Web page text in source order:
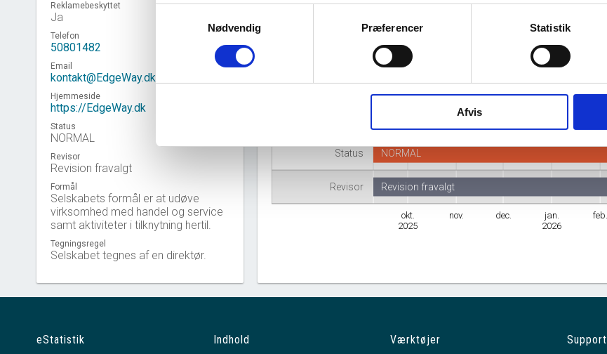
Nødvendig
Præferencer Statistik
Afvis
Reklamebeskyttet
Ja
Telefon
50801482
Email
kontakt@EdgeWay.dk
Hjemmeside
https://EdgeWay.dk
Status
NORMAL
Revisor
Revision fravalgt
Formål
Selskabets formål er at udøve
virksomhed med handel og service
samt aktiviteter i tilknytning hertil.
Tegningsregel
Selskabet tegnes af en direktør.
Branche
Status
Revisor
okt.
2025
nov. dec.
jan.
2026
feb.
Birk Centerpark 40, 7400 Herning
Engroshandel med værktøjsmaskiner
NORMAL
Revision fravalgt
eStatistik Indhold Værktøjer Support